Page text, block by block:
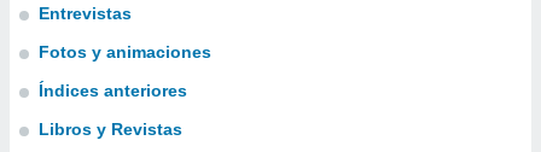
Entrevistas
Fotos y animaciones
Índices anteriores
Libros y Revistas